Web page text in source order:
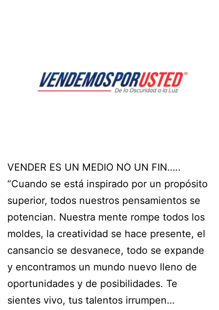
VENDER ES UN MEDIO NO UN FIN…..
“Cuando se está inspirado por un propósito
superior, todos nuestros pensamientos se
potencian. Nuestra mente rompe todos los
moldes, la creatividad se hace presente, el
cansancio se desvanece, todo se expande
y encontramos un mundo nuevo lleno de
oportunidades y de posibilidades. Te
sientes vivo, tus talentos irrumpen…